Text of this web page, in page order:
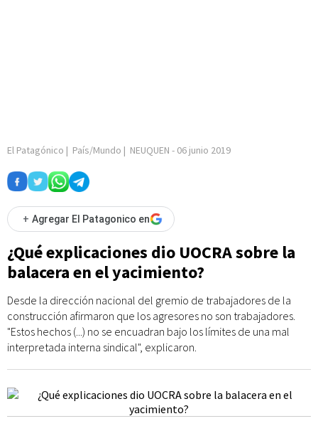
El Patagónico | País/Mundo | NEUQUEN - 06 junio 2019
+ Agregar El Patagonico en
¿Qué explicaciones dio UOCRA sobre la
balacera en el yacimiento?
Desde la dirección nacional del gremio de trabajadores de la
construcción afirmaron que los agresores no son trabajadores.
"Estos hechos (...) no se encuadran bajo los límites de una mal
interpretada interna sindical", explicaron.